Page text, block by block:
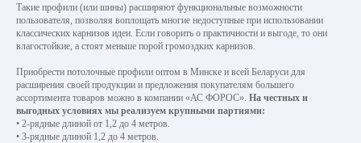
Такие профили (или шины) расширяют функциональные возможности
пользователя, позволяя воплощать многие недоступные при использовании
классических карнизов идеи. Если говорить о практичности и выгоде, то они
влагостойкие, а стоят меньше порой громоздких карнизов.
Приобрести потолочные профили оптом в Минске и всей Беларуси для
расширения своей продукции и предложения покупателям большего
ассортимента товаров можно в компании «АС ФОРОС». На честных и
выгодных условиях мы реализуем крупными партиями:
• 2-рядные длиной от 1,2 до 4 метров.
• 3-рядные длиной 1,2 до 4 метров.